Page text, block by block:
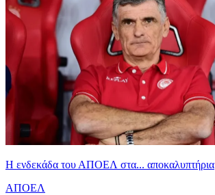
Η ενδεκάδα του ΑΠΟΕΛ στα... αποκαλυπτήρια
ΑΠΟΕΛ